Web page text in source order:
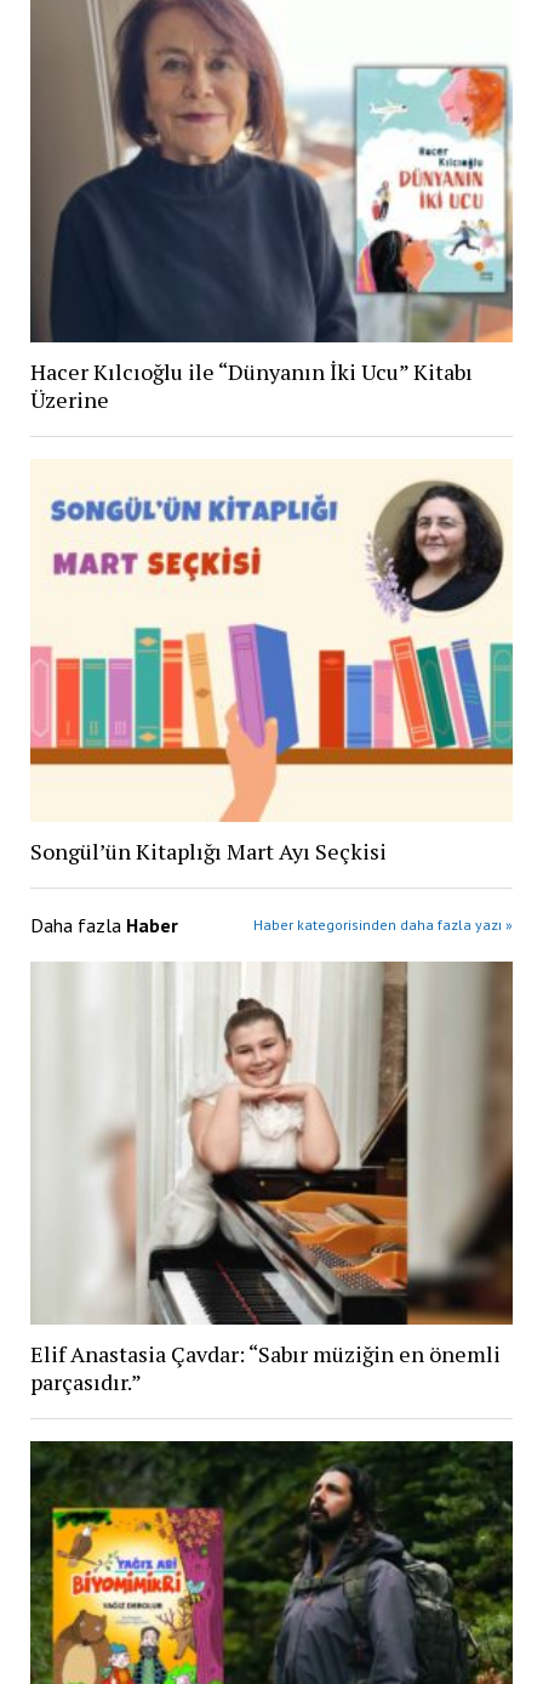
Hacer Kılcıoğlu ile “Dünyanın İki Ucu” Kitabı
Üzerine
Songül’ün Kitaplığı Mart Ayı Seçkisi
Daha fazla Haber Haber kategorisinden daha fazla yazı »
Elif Anastasia Çavdar: “Sabır müziğin en önemli
parçasıdır.”